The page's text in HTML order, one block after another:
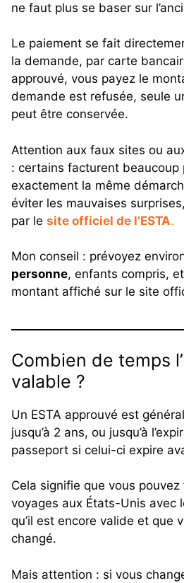
ne faut plus se baser sur
Le paiement se fait
la demande, par carte
approuvé, vous payez le
demande est refusée, seule
peut être conservée.
Attention aux faux sites ou
: certains facturent beaucoup
exactement la même
éviter les mauvaises
par le site officiel de l’ESTA.
Mon conseil : prévoyez
personne, enfants compris,
montant affiché sur le site
Combien de temps
valable ?
Un ESTA approuvé est
jusqu’à 2 ans, ou jusqu’à
passeport si celui-ci expire
Cela signifie que vous
voyages aux États-Unis avec
qu’il est encore valide et que
changé.
Mais attention : si vous